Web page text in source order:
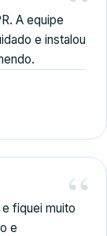
A equipe
e instalou
fiquei muito
e